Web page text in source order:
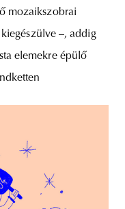
mozaikszobrai
–, addig
elemekre épülő